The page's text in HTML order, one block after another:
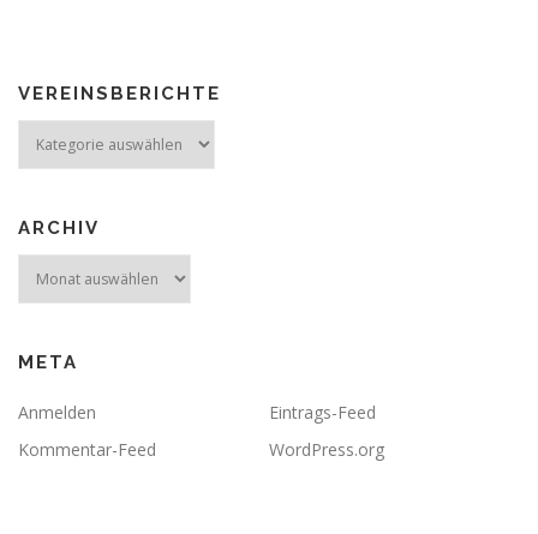
VEREINSBERICHTE
ARCHIV
META
Anmelden
Eintrags-Feed
Kommentar-Feed
WordPress.org